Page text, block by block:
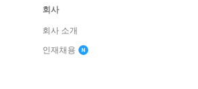
회사
회사 소개
인재채용